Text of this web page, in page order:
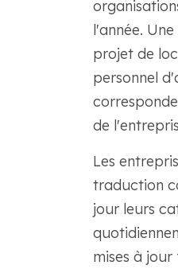
l'année.
projet de
personnel
de
Les
traduction
jour leurs
mises à